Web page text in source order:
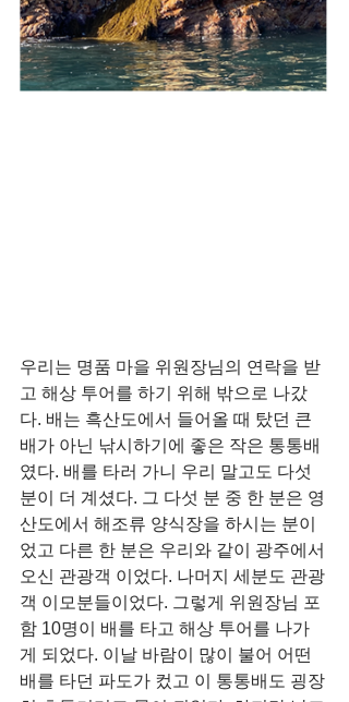
우리는 명품 마을 위원장님의 연락을 받
고 해상 투어를 하기 위해 밖으로 나갔
다. 배는 흑산도에서 들어올 때 탔던 큰
배가 아닌 낚시하기에 좋은 작은 통통배
였다. 배를 타러 가니 우리 말고도 다섯
분이 더 계셨다. 그 다섯 분 중 한 분은 영
산도에서 해조류 양식장을 하시는 분이
었고 다른 한 분은 우리와 같이 광주에서
오신 관광객 이었다. 나머지 세분도 관광
객 이모분들이었다. 그렇게 위원장님 포
함 10명이 배를 타고 해상 투어를 나가
게 되었다. 이날 바람이 많이 불어 어떤
배를 타던 파도가 컸고 이 통통배도 굉장